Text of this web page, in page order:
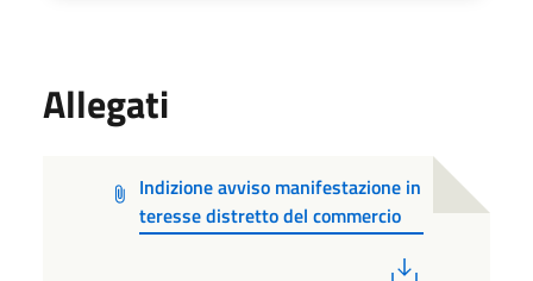
Allegati
Indizione avviso manifestazione in
teresse distretto del commercio